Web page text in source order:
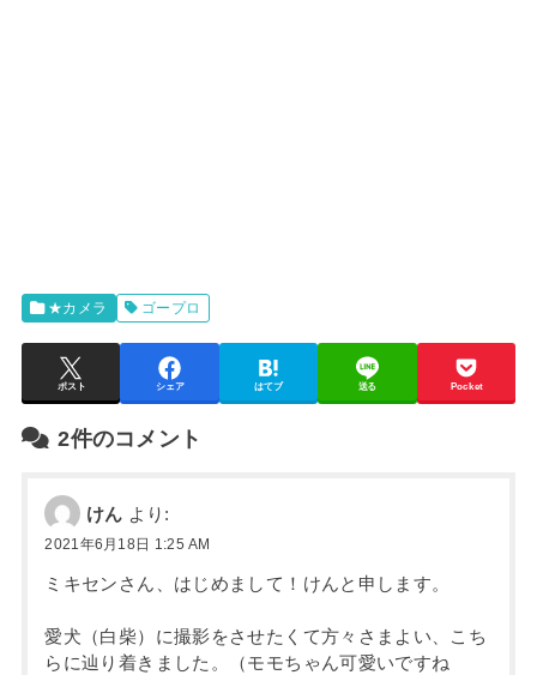
★カメラ ゴープロ
ポスト シェア はてブ 送る Pocket
2件のコメント
けん より:
2021年6月18日 1:25 AM
ミキセンさん、はじめまして！けんと申します。
愛犬（白柴）に撮影をさせたくて方々さまよい、こち
らに辿り着きました。（モモちゃん可愛いですね